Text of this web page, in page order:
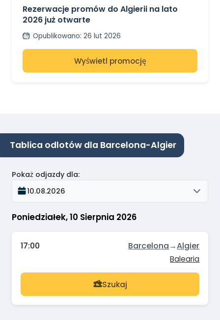
OTWARTE
Rezerwacje promów do Algierii na lato
2026 już otwarte
Opublikowano: 26 lut 2026
Wyświetl promocję
Tablica odlotów dla Barcelona-Algier
Poniedziałek, 10 Sierpnia 2026
Pokaż odjazdy dla:
10.08.2026
17:00 Barcelona→Algier
Balearia
Szukaj